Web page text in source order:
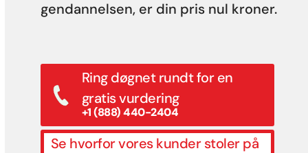
gendannelsen, er din pris nul kroner.
Ring døgnet rundt for en
gratis vurdering
+1 (888) 440-2404
Se hvorfor vores kunder stoler på